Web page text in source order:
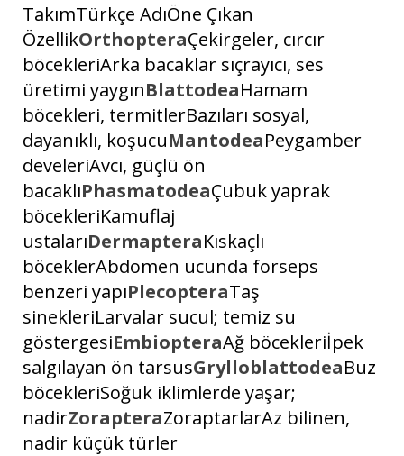
TakımTürkçe AdıÖne Çıkan
ÖzellikOrthopteraÇekirgeler, cırcır
böcekleriArka bacaklar sıçrayıcı, ses
üretimi yaygınBlattodeaHamam
böcekleri, termitlerBazıları sosyal,
dayanıklı, koşucuMantodeaPeygamber
develeriAvcı, güçlü ön
bacaklıPhasmatodeaÇubuk yaprak
böcekleriKamuflaj
ustalarıDermapteraKıskaçlı
böceklerAbdomen ucunda forseps
benzeri yapıPlecopteraTaş
sinekleriLarvalar sucul; temiz su
göstergesiEmbiopteraAğ böcekleriİpek
salgılayan ön tarsusGrylloblattodeaBuz
böcekleriSoğuk iklimlerde yaşar;
nadirZorapteraZoraptarlarAz bilinen,
nadir küçük türler